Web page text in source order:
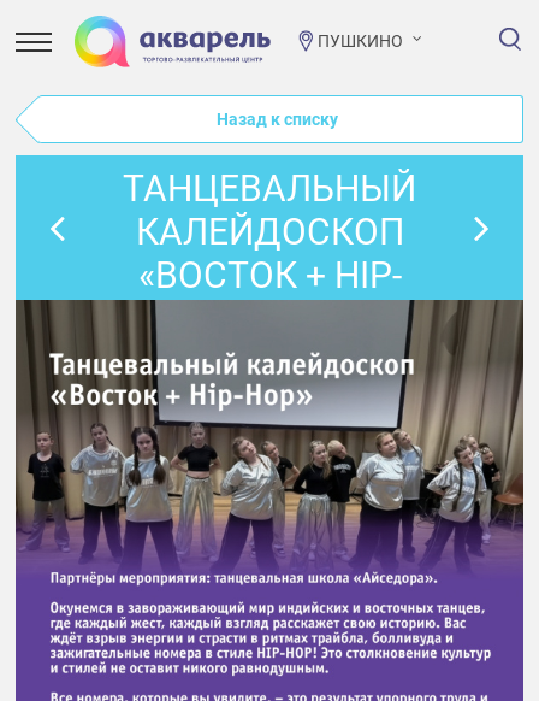
ПУШКИНО
Назад к списку
ТАНЦЕВАЛЬНЫЙ
КАЛЕЙДОСКОП
«ВОСТОК + HIP-